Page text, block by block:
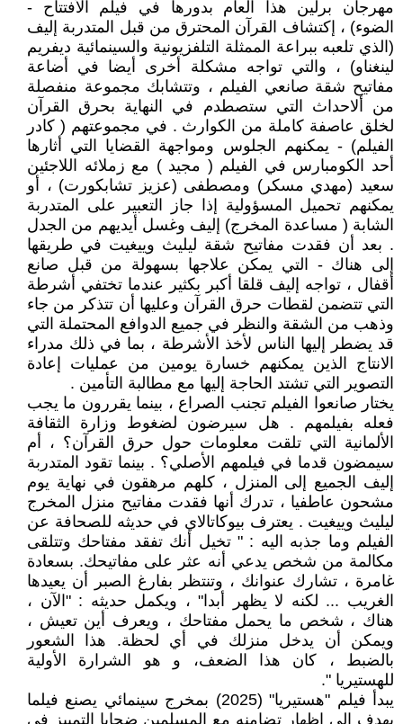
مهرجان برلين هذا العام بدورها في فيلم الأفتتاح -
الضوء) ، إكتشاف القرآن المحترق من‏ قبل المتدربة إليف
(الذي تلعبه ببراعة الممثلة التلفزيونية والسينمائية ديفريم
لينغناو) ، والتي تواجه مشكلة أخرى أيضا في أضاعة
مفاتيح شقة صانعي الفيلم ، وتتشابك مجموعة منفصلة
من ألاحداث التي ستصطدم في النهاية بحرق القرآن
لخلق عاصفة كاملة من الكوارث . في مجموعتهم ( كادر
الفيلم) - يمكنهم الجلوس ومواجهة القضايا التي أثارها
أحد الكومبارس في الفيلم ( مجيد ) مع زملائه اللاجئين
سعيد (مهدي مسكر) ومصطفى (عزيز تشابكورت) ، أو
يمكنهم تحميل المسؤولية إذا جاز التعبير على المتدربة
الشابة ( مساعدة المخرج) إليف وغسل أيديهم من الجدل
. بعد أن فقدت مفاتيح شقة ليليث وييغيت في طريقها
إلى هناك - التي يمكن علاجها بسهولة من قبل صانع
أقفال ، تواجه إليف قلقا أكبر بكثير عندما تختفي أشرطة
التي تتضمن لقطات حرق القرآن وعليها أن تتذكر من جاء
وذهب من الشقة والنظر في جميع الدوافع المحتملة التي
قد يضطر إليها الناس لأخذ الأشرطة ، بما في ذلك مدراء
الانتاج الذين يمكنهم خسارة يومين من عمليات إعادة
التصوير التي تشتد الحاجة إليها مع مطالبة التأمين .
يختار صانعوا الفيلم تجنب الصراع ، بينما يقررون ما يجب
فعله بفيلمهم . هل سيرضون لضغوط وزارة الثقافة
الألمانية التي تلقت معلومات حول حرق القرآن؟ ، أم
سيمضون قدما في فيلمهم الأصلي؟ .‏ بينما تقود المتدربة
إليف الجميع إلى المنزل ، كلهم مرهقون في نهاية يوم
مشحون عاطفيا ، تدرك أنها فقدت مفاتيح منزل المخرج
ليليث وييغيت . يعترف بيوكاتالاي في حديثه للصحافة عن
الفيلم وما جذبه اليه : " ‏‏تخيل أنك تفقد مفتاحك وتتلقى
مكالمة من شخص يدعي أنه عثر على مفاتيحك. بسعادة
غامرة ، تشارك عنوانك ، وتنتظر بفارغ الصبر أن يعيدها
الغريب ... لكنه لا يظهر أبدا‏‏" ، ويكمل حديثه : "‏‏الآن ،
هناك ، شخص ما يحمل مفتاحك ، ويعرف أين تعيش ،
ويمكن أن يدخل منزلك في أي لحظة. هذا الشعور
بالضبط ، كان هذا الضعف، و هو الشرارة الأولية
للهستيريا ‏‏".
يبدأ فيلم "هستيريا" (2025) بمخرج سينمائي يصنع فيلما
يهدف إلى إظهار تضامنه مع المسلمين ضحايا التمييز في